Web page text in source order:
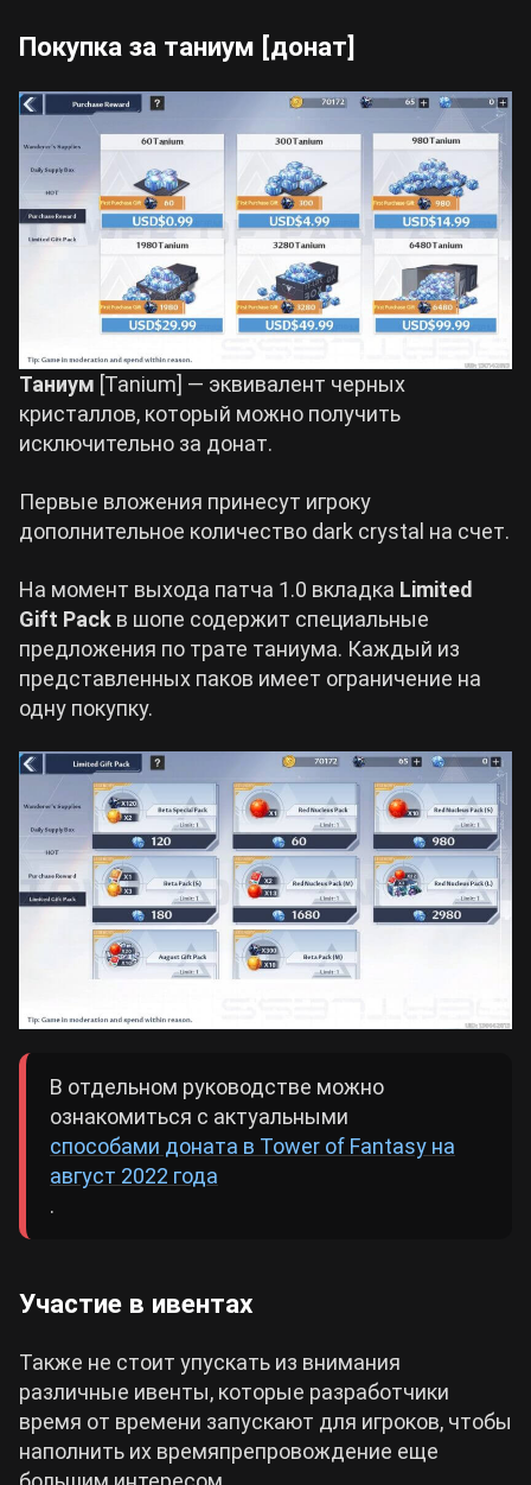
Покупка за таниум [донат]
Таниум [Tanium] — эквивалент черных
кристаллов, который можно получить
исключительно за донат.
Первые вложения принесут игроку
дополнительное количество dark crystal на счет.
На момент выхода патча 1.0 вкладка Limited
Gift Pack в шопе содержит специальные
предложения по трате таниума. Каждый из
представленных паков имеет ограничение на
одну покупку.
В отдельном руководстве можно
ознакомиться с актуальными
способами доната в Tower of Fantasy на
август 2022 года
.
Участие в ивентах
Также не стоит упускать из внимания
различные ивенты, которые разработчики
время от времени запускают для игроков, чтобы
наполнить их времяпрепровождение еще